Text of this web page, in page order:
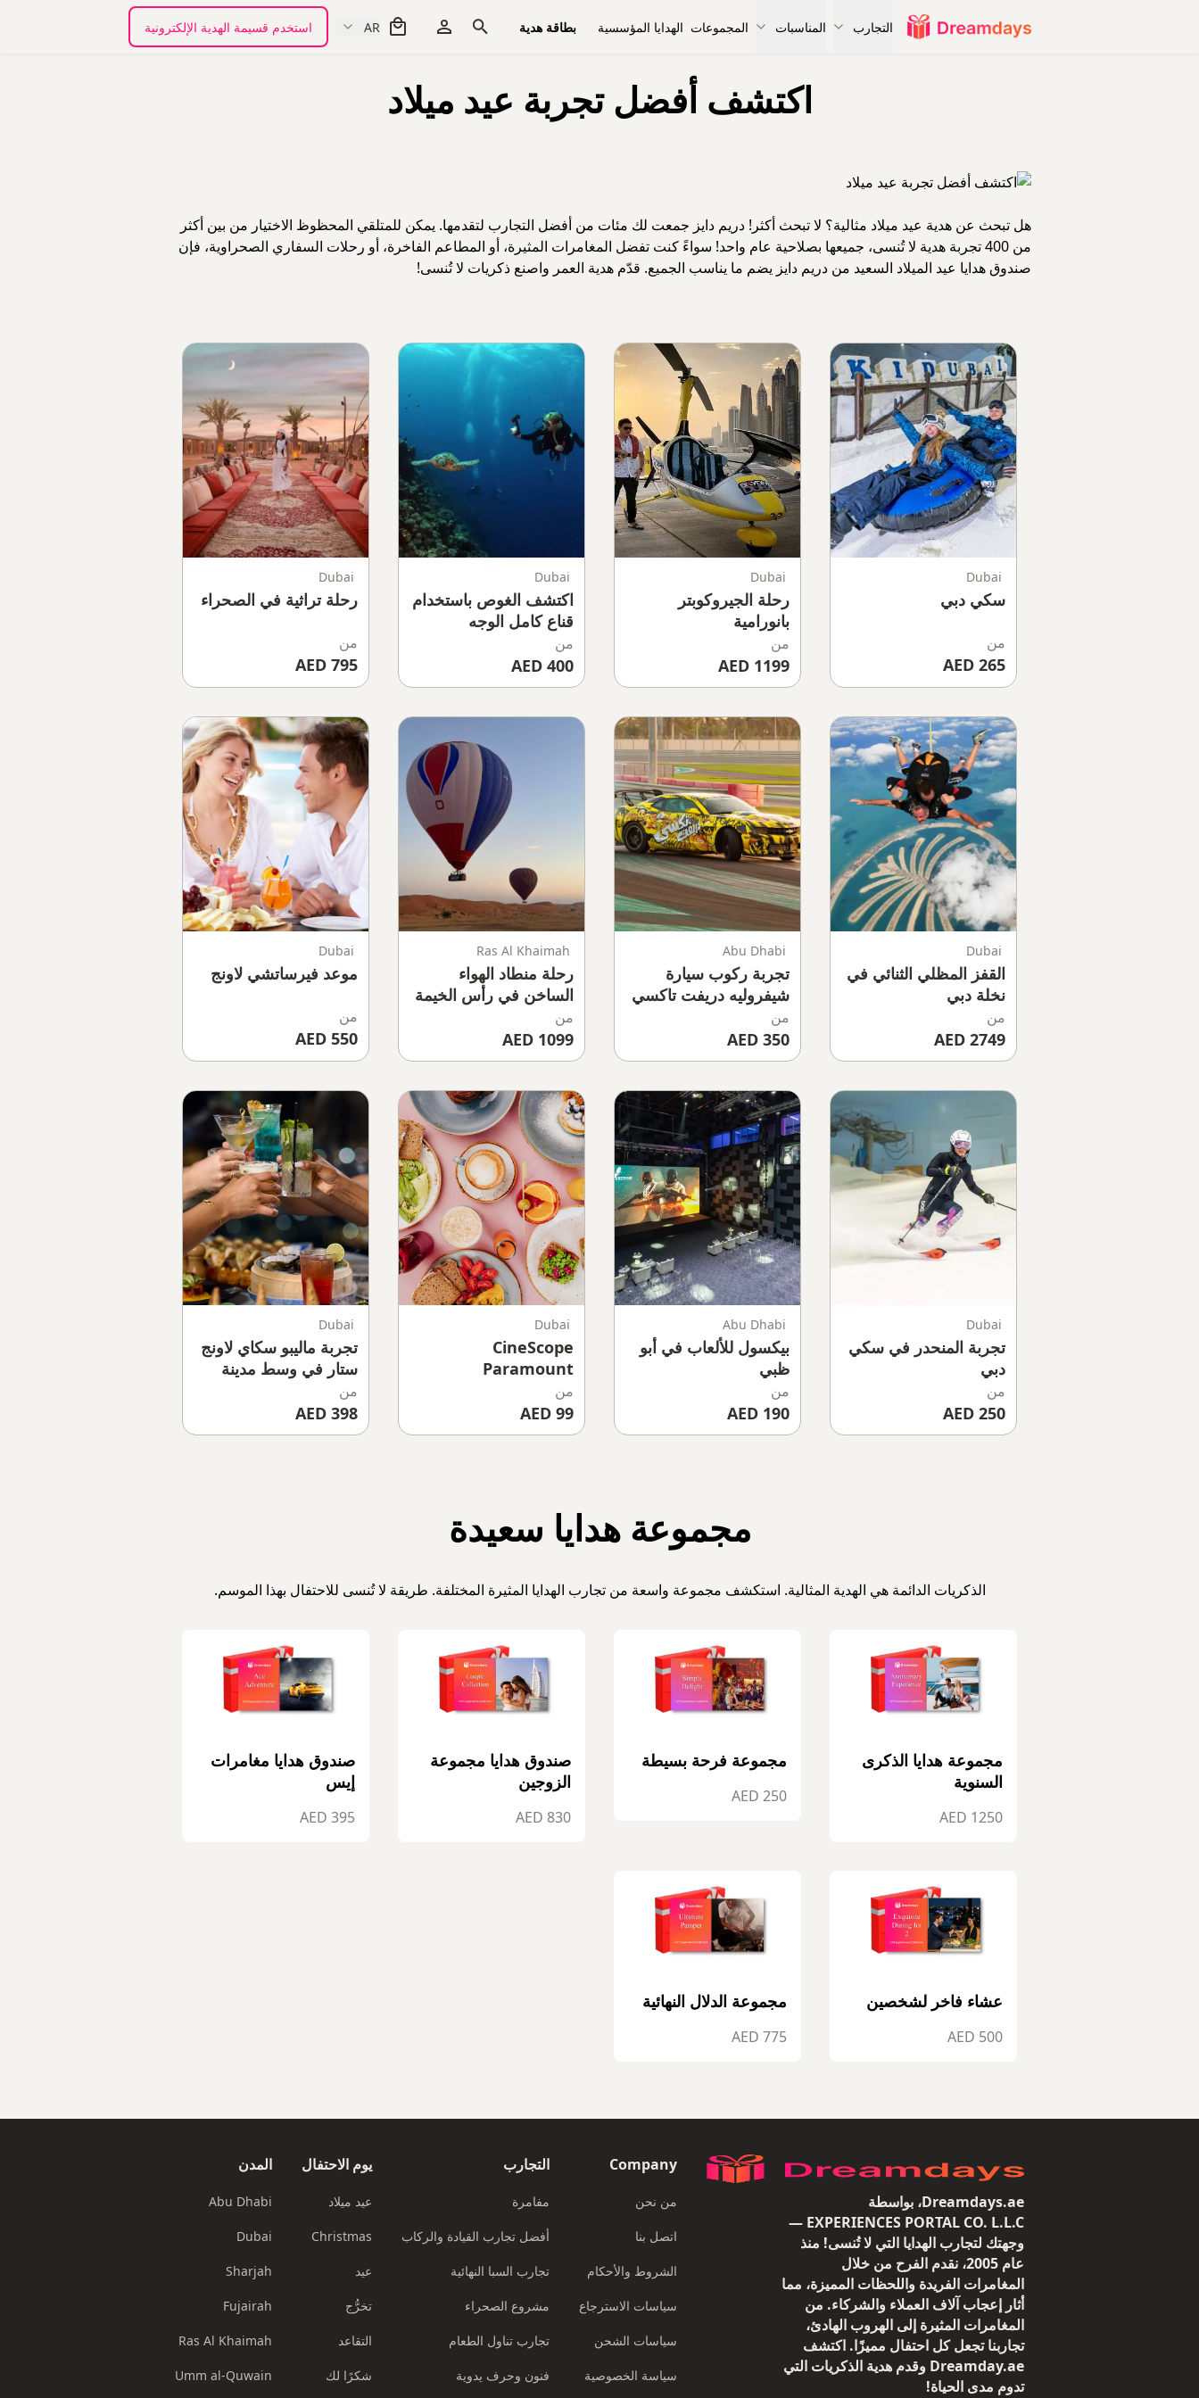
التجارب المناسبات المجموعات الهدايا المؤسسية بطاقة هدية AR استخدم قسيمة الهدية الإلكترونية
اكتشف أفضل تجربة عيد ميلاد
هل تبحث عن هدية عيد ميلاد مثالية؟ لا تبحث أكثر! دريم دايز جمعت لك مئات من أفضل التجارب لتقدمها. يمكن للمتلقي المحظوظ الاختيار من بين أكثر
من 400 تجربة هدية لا تُنسى، جميعها بصلاحية عام واحد! سواءً كنت تفضل المغامرات المثيرة، أو المطاعم الفاخرة، أو رحلات السفاري الصحراوية، فإن
صندوق هدايا عيد الميلاد السعيد من دريم دايز يضم ما يناسب الجميع. قدّم هدية العمر واصنع ذكريات لا تُنسى!
Dubai
سكي دبي
من
265 AED
Dubai
رحلة الجيروكوبتر
بانورامية
من
1199 AED
Dubai
اكتشف الغوص باستخدام
قناع كامل الوجه
من
400 AED
Dubai
رحلة تراثية في الصحراء
من
795 AED
Dubai
القفز المظلي الثنائي في
نخلة دبي
من
2749 AED
Abu Dhabi
تجربة ركوب سيارة
شيفروليه دريفت تاكسي
في أبوظبي
من
350 AED
Ras Al Khaimah
رحلة منطاد الهواء
الساخن في رأس الخيمة
من
1099 AED
Dubai
موعد فيرساتشي لاونج
من
550 AED
Dubai
تجربة المنحدر في سكي
دبي
من
250 AED
Abu Dhabi
بيكسول للألعاب في أبو
ظبي
من
190 AED
Dubai
CineScope
Paramount
Midtown Dubai |
Luxury Star Dining
Experience
من
99 AED
Dubai
تجربة ماليبو سكاي لاونج
ستار في وسط مدينة
دبي
من
398 AED
مجموعة هدايا سعيدة
الذكريات الدائمة هي الهدية المثالية. استكشف مجموعة واسعة من تجارب الهدايا المثيرة المختلفة. طريقة لا تُنسى للاحتفال بهذا الموسم.
مجموعة هدايا الذكرى
السنوية
1250 AED
مجموعة فرحة بسيطة
250 AED
صندوق هدايا مجموعة
الزوجين
830 AED
صندوق هدايا مغامرات
إيس
395 AED
عشاء فاخر لشخصين
500 AED
مجموعة الدلال النهائية
775 AED
Dreamdays.ae، بواسطة
EXPERIENCES PORTAL CO. L.L.C —
وجهتك لتجارب الهدايا التي لا تُنسى! منذ
عام 2005، نقدم الفرح من خلال
المغامرات الفريدة واللحظات المميزة، مما
أثار إعجاب آلاف العملاء والشركاء. من
المغامرات المثيرة إلى الهروب الهادئ،
تجاربنا تجعل كل احتفال مميزًا. اكتشف
Dreamday.ae وقدم هدية الذكريات التي
تدوم مدى الحياة!
Company
من نحن
اتصل بنا
الشروط والأحكام
سياسات الاسترجاع
سياسات الشحن
سياسة الخصوصية
التجارب
مفامرة
أفضل تجارب القيادة والركاب
تجارب السبا النهائية
مشروع الصحراء
تجارب تناول الطعام
فنون وحرف يدوية
يوم الاحتفال
عيد ميلاد
Christmas
عيد
تخرُّج
التقاعد
شكرًا لك
المدن
Abu Dhabi
Dubai
Sharjah
Fujairah
Ras Al Khaimah
Umm al-Quwain